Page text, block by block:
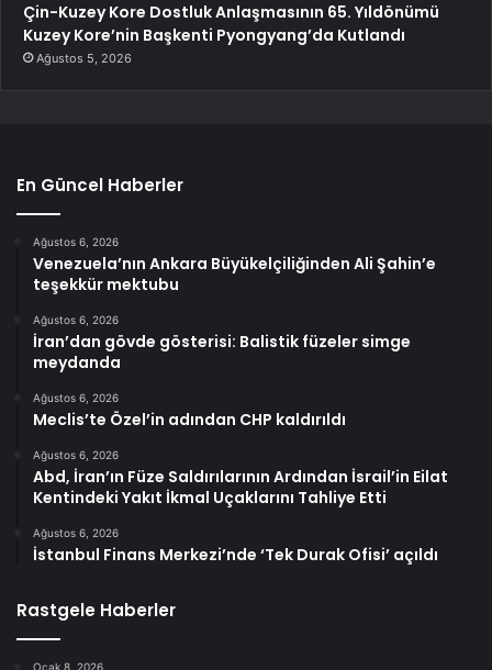
Çin-Kuzey Kore Dostluk Anlaşmasının 65. Yıldönümü
Kuzey Kore’nin Başkenti Pyongyang’da Kutlandı
Ağustos 5, 2026
En Güncel Haberler
Ağustos 6, 2026
Venezuela’nın Ankara Büyükelçiliğinden Ali Şahin’e
teşekkür mektubu
Ağustos 6, 2026
İran’dan gövde gösterisi: Balistik füzeler simge
meydanda
Ağustos 6, 2026
Meclis’te Özel’in adından CHP kaldırıldı
Ağustos 6, 2026
Abd, İran’ın Füze Saldırılarının Ardından İsrail’in Eilat
Kentindeki Yakıt İkmal Uçaklarını Tahliye Etti
Ağustos 6, 2026
İstanbul Finans Merkezi’nde ‘Tek Durak Ofisi’ açıldı
Rastgele Haberler
Ocak 8, 2026